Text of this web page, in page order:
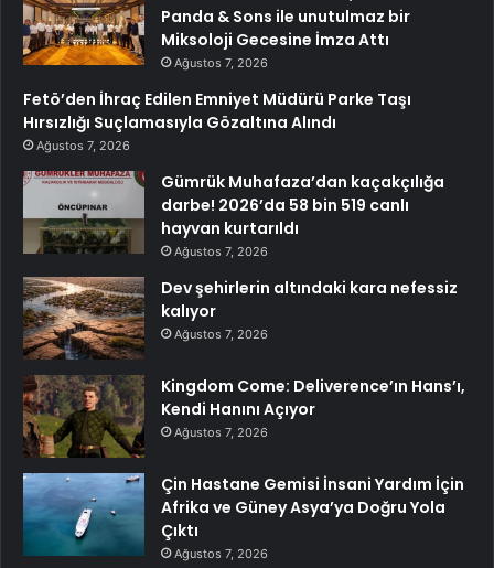
Panda & Sons ile unutulmaz bir
Miksoloji Gecesine İmza Attı
Ağustos 7, 2026
Fetö’den İhraç Edilen Emniyet Müdürü Parke Taşı
Hırsızlığı Suçlamasıyla Gözaltına Alındı
Ağustos 7, 2026
Gümrük Muhafaza’dan kaçakçılığa
darbe! 2026’da 58 bin 519 canlı
hayvan kurtarıldı
Ağustos 7, 2026
Dev şehirlerin altındaki kara nefessiz
kalıyor
Ağustos 7, 2026
Kingdom Come: Deliverence’ın Hans’ı,
Kendi Hanını Açıyor
Ağustos 7, 2026
Çin Hastane Gemisi İnsani Yardım İçin
Afrika ve Güney Asya’ya Doğru Yola
Çıktı
Ağustos 7, 2026